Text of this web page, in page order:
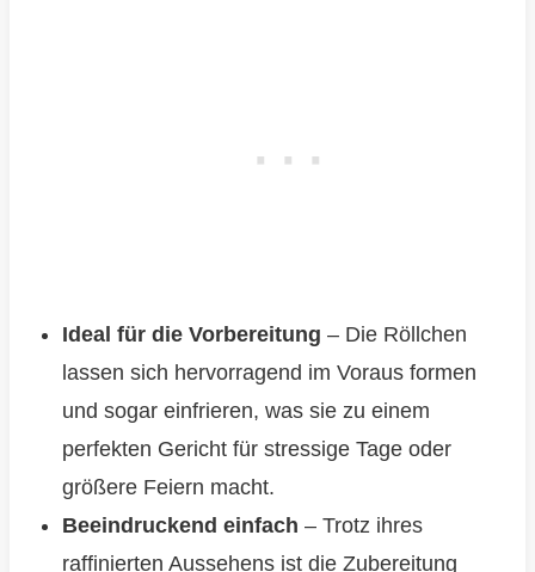
Ideal für die Vorbereitung – Die Röllchen
lassen sich hervorragend im Voraus formen
und sogar einfrieren, was sie zu einem
perfekten Gericht für stressige Tage oder
größere Feiern macht.
Beeindruckend einfach – Trotz ihres
raffinierten Aussehens ist die Zubereitung